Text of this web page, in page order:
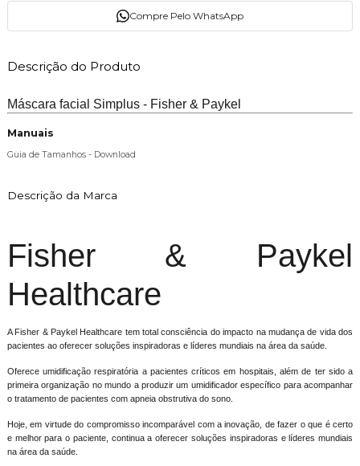
Compre Pelo WhatsApp
Descrição do Produto
Máscara facial Simplus - Fisher & Paykel
Manuais
Guia de Tamanhos - Download
Descrição da Marca
Fisher & Paykel
Healthcare
A Fisher & Paykel Healthcare tem total consciência do impacto na mudança de vida dos
pacientes ao oferecer soluções inspiradoras e líderes mundiais na área da saúde.
Oferece umidificação respiratória a pacientes críticos em hospitais, além de ter sido a
primeira organização no mundo a produzir um umidificador específico para acompanhar
o tratamento de pacientes com apneia obstrutiva do sono.
Hoje, em virtude do compromisso incomparável com a inovação, de fazer o que é certo
e melhor para o paciente, continua a oferecer soluções inspiradoras e líderes mundiais
na área da saúde.